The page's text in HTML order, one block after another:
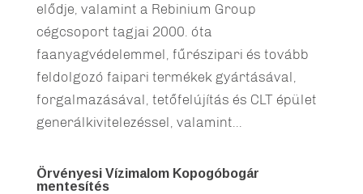
elődje, valamint a Rebinium Group
cégcsoport tagjai 2000. óta
faanyagvédelemmel, fűrészipari és tovább
feldolgozó faipari termékek gyártásával,
forgalmazásával, tetőfelújítás és CLT épület
generálkivitelezéssel, valamint...
Örvényesi Vízimalom Kopogóbogár
mentesítés